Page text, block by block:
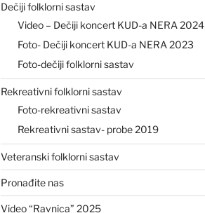
Dečiji folklorni sastav
Video – Dečiji koncert KUD-a NERA 2024
Foto- Dečiji koncert KUD-a NERA 2023
Foto-dečiji folklorni sastav
Rekreativni folklorni sastav
Foto-rekreativni sastav
Rekreativni sastav- probe 2019
Veteranski folklorni sastav
Pronađite nas
Video “Ravnica” 2025